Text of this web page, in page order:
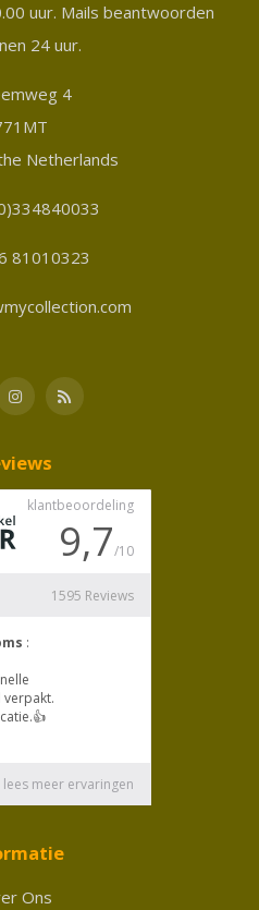
uur. Mails beantwoorden
24 uur.
4
Netherlands
81010323
Ons